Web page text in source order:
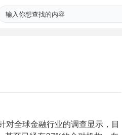
对全球金融行业的调查显示，目